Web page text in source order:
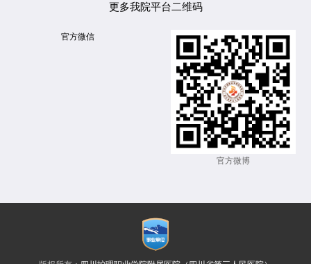
更多我院平台二维码
官方微信
官方微博